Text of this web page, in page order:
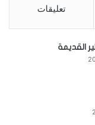
ورومانسية،
تتحرّك
في
تعليقات
القديمة